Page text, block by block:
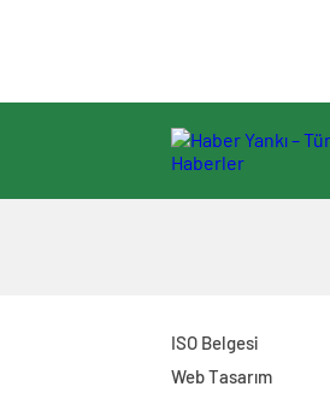
Ela
Uyuşturucu